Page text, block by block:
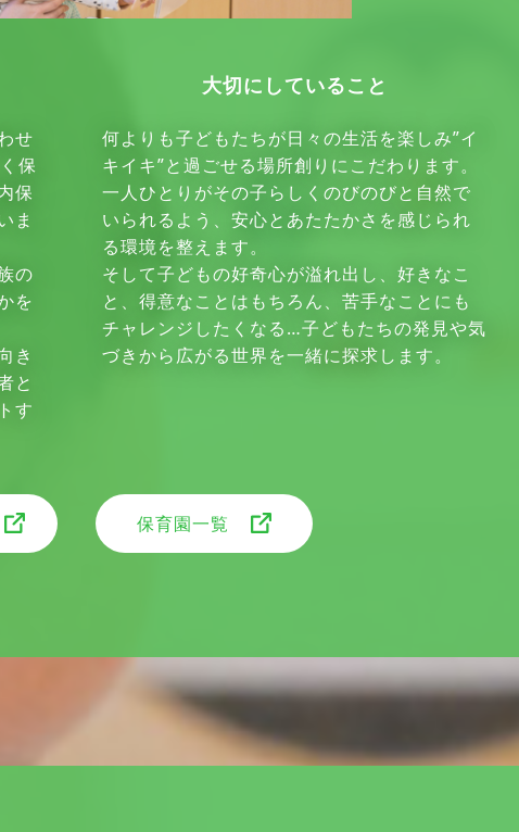
せ
保
保
ま
の
を
き
と
す
大切にしていること
何よりも子どもたちが日々の生活を楽しみ”イ
キイキ”と過ごせる場所創りにこだわります。
一人ひとりがその子らしくのびのびと自然で
いられるよう、安心とあたたかさを感じられ
る環境を整えます。
そして子どもの好奇心が溢れ出し、好きなこ
と、得意なことはもちろん、苦手なことにも
チャレンジしたくなる…子どもたちの発見や気
づきから広がる世界を一緒に探求します。
保育園一覧